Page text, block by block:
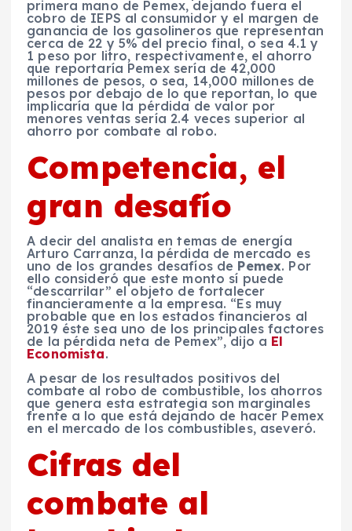
primera mano de Pemex, dejando fuera el
cobro de IEPS al consumidor y el margen de
ganancia de los gasolineros que representan
cerca de 22 y 5% del precio final, o sea 4.1 y
1 peso por litro, respectivamente, el ahorro
que reportaría Pemex sería de 42,000
millones de pesos, o sea, 14,000 millones de
pesos por debajo de lo que reportan, lo que
implicaría que la pérdida de valor por
menores ventas sería 2.4 veces superior al
ahorro por combate al robo.
Competencia, el
gran desafío
A decir del analista en temas de energía
Arturo Carranza, la pérdida de mercado es
uno de los grandes desafíos de Pemex. Por
ello consideró que este monto sí puede
“descarrilar” el objeto de fortalecer
financieramente a la empresa. “Es muy
probable que en los estados financieros al
2019 éste sea uno de los principales factores
de la pérdida neta de Pemex”, dijo a El
Economista.
A pesar de los resultados positivos del
combate al robo de combustible, los ahorros
que genera esta estrategia son marginales
frente a lo que está dejando de hacer Pemex
en el mercado de los combustibles, aseveró.
Cifras del
combate al